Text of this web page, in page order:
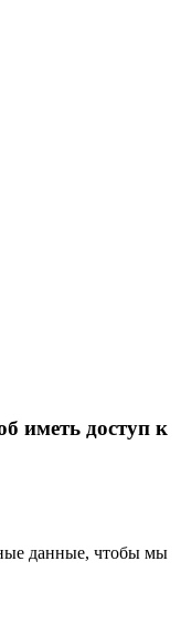
иметь доступ к
данные, чтобы мы